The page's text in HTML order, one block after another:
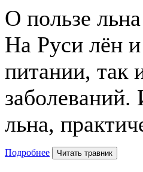
О пользе
На Руси лён
питании, так
заболеваний.
льна,
Подробнее Читать травник